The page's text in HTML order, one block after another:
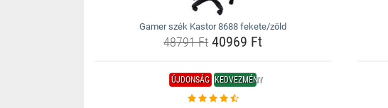
Gamer szék Kastor 8688 fekete/zöld
48791 Ft40969 Ft
ÚJDONSÁG KEDVEZMÉNY